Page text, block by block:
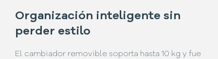
Organización inteligente sin
perder estilo
El cambiador removible soporta hasta 10 kg y fue